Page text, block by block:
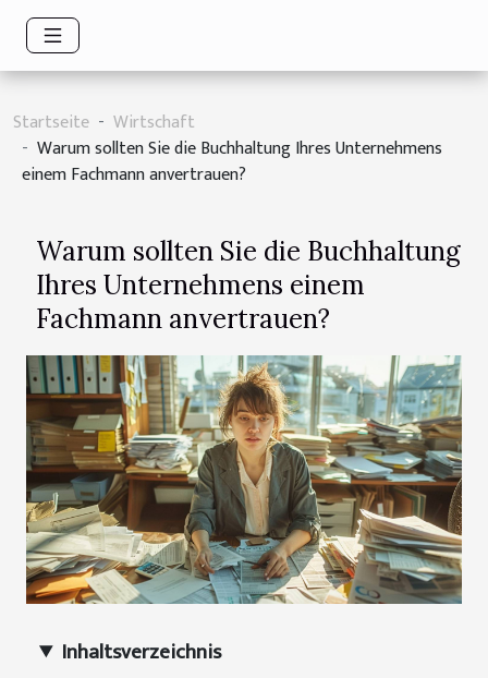
Startseite
Wirtschaft
Warum sollten Sie die Buchhaltung Ihres Unternehmens
einem Fachmann anvertrauen?
Warum sollten Sie die Buchhaltung
Ihres Unternehmens einem
Fachmann anvertrauen?
Inhaltsverzeichnis